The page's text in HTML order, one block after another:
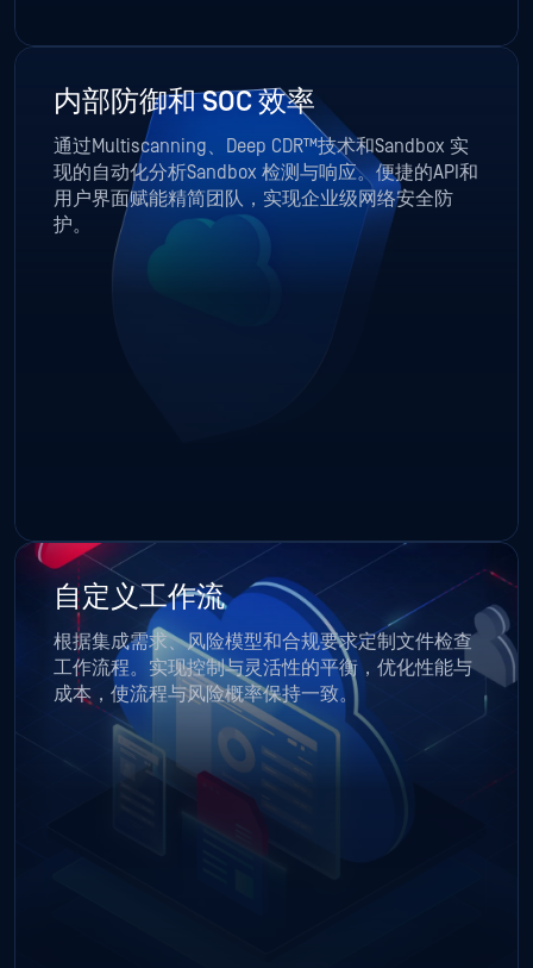
内部防御和 SOC 效率
通过Multiscanning、Deep CDR™技术和Sandbox 实
现的自动化分析Sandbox 检测与响应。便捷的API和
用户界面赋能精简团队，实现企业级网络安全防
护。
自定义工作流
根据集成需求、风险模型和合规要求定制文件检查
工作流程。实现控制与灵活性的平衡，优化性能与
成本，使流程与风险概率保持一致。